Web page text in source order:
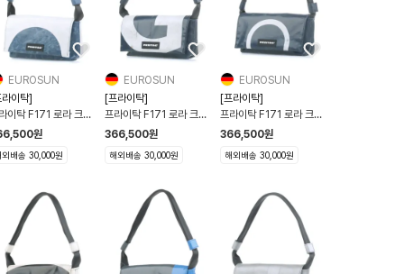
EUROSUN
이탁]
이탁 F171 로라 크로
디 숄더백 화이트 블루
원
외배송 30,000원
EUROSUN
[프라이탁]
프라이탁 F171 로라 크로
스바디 숄더백 블루 화이트
366,500원
해외배송 30,000원
EUROSUN
[프라이탁]
프라이탁 F171 로라 크로
스바디 숄더백 블루 화이트
366,500원
해외배송 30,000원